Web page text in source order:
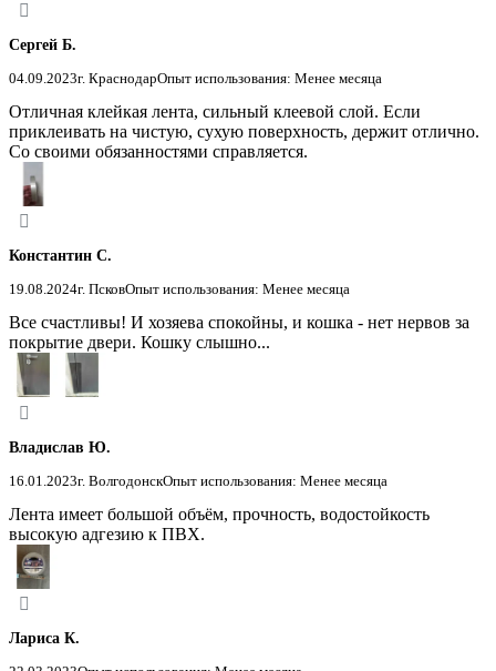
Сергей Б.
04.09.2023г. КраснодарОпыт использования: Менее месяца
Отличная клейкая лента, сильный клеевой слой. Если
приклеивать на чистую, сухую поверхность, держит отлично.
Со своими обязанностями справляется.
Константин С.
19.08.2024г. ПсковОпыт использования: Менее месяца
Все счастливы! И хозяева спокойны, и кошка - нет нервов за
покрытие двери. Кошку слышно...
Владислав Ю.
16.01.2023г. ВолгодонскОпыт использования: Менее месяца
Лента имеет большой объём, прочность, водостойкость
высокую адгезию к ПВХ.
Лариса К.